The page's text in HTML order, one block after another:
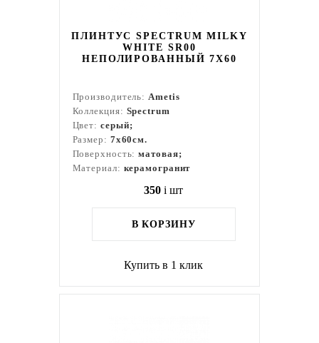
ПЛИНТУС SPECTRUM MILKY
WHITE SR00
НЕПОЛИРОВАННЫЙ 7X60
Производитель:Ametis
Коллекция: Spectrum
Цвет: серый;
Размер: 7x60см.
Поверхность:матовая;
Материал: керамогранит
350 i шт
В КОРЗИНУ
Купить в 1 клик